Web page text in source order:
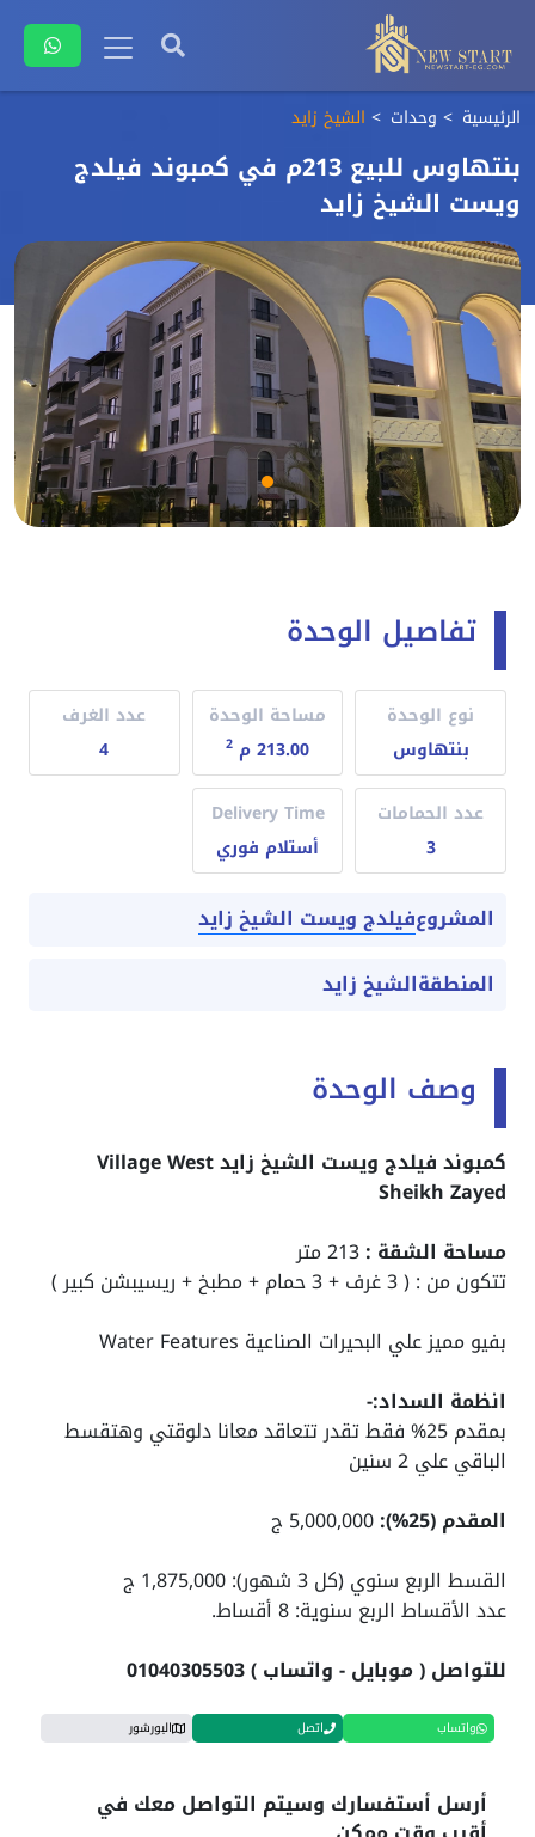
الرئيسية وحدات الشيخ زايد
بنتهاوس للبيع 213م في كمبوند فيلدج
ويست الشيخ زايد
تفاصيل الوحدة
نوع الوحدة
بنتهاوس
مساحة الوحدة
213.00 م
2
عدد الغرف
4
عدد الحمامات
3
Delivery Time
أستلام فوري
المشروعفيلدج ويست الشيخ زايد
المنطقةالشيخ زايد
وصف الوحدة
كمبوند فيلدج ويست الشيخ زايد Village West
Sheikh Zayed
مساحة الشقة :
تتكون من : ( 3 غرف + 3 حمام + مطبخ + ريسيبشن كبير )
بفيو مميز علي البحيرات الصناعية Water Features
انظمة السداد:-
بمقدم 25% فقط تقدر تتعاقد معانا دلوقتي وهتقسط
الباقي علي 2 سنين
المقدم (25%):
القسط الربع سنوي (كل 3 شهور): 1,875,000 ج
عدد الأقساط الربع سنوية: 8 أقساط.
للتواصل ( موبايل - واتساب ) 01040305503
واتساب اتصل البورشور
أرسل أستفسارك وسيتم التواصل معك في